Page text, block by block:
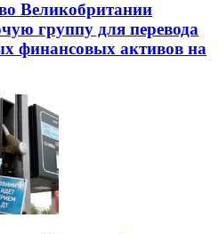
Великобритании
группу для перевода
финансовых активов на